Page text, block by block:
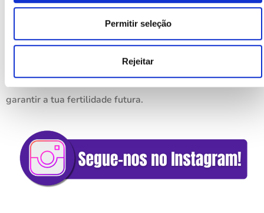
Permitir seleção
Rejeitar
Manter um registo dos teus sintomas
menstruais pode ajudar-te a identificar padrões e prevenir
desconfortos. Além disso, se estás a pensar adiar a
maternidade, considera a preservação de óvulos para
garantir a tua fertilidade futura.